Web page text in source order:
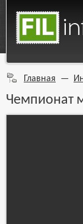
Главная —
Чемпионат